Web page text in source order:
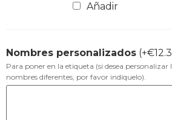
Añadir
Nombres personalizados (+€
Para poner en la etiqueta (si desea personalizar
nombres diferentes, por favor indíquelo).